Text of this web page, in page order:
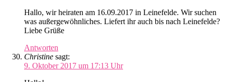
Hallo, wir heiraten am 16.09.2017 in Leinefelde. Wir suchen
was außergewöhnliches. Liefert ihr auch bis nach Leinefelde?
Liebe Grüße
Antworten
Christine sagt:
9. Oktober 2017 um 17:13 Uhr